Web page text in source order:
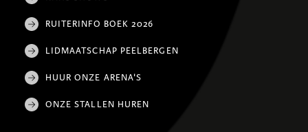
RUITERINFO BOEK 2026
LIDMAATSCHAP PEELBERGEN
HUUR ONZE ARENA'S
ONZE STALLEN HUREN